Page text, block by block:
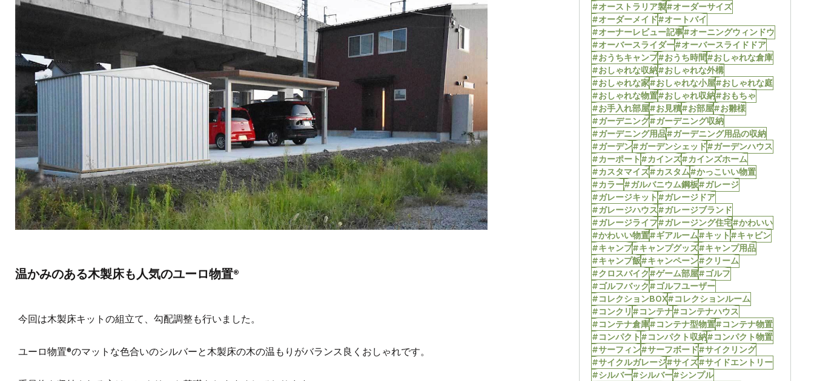
温かみのある木製床も人気のユーロ物置®︎
今回は木製床キットの組立て、勾配調整も行いました。
ユーロ物置®︎のマットな色合いのシルバーと木製床の木の温もりがバランス良くおしゃれです。
#オーストラリア製#オーダーサイズ
#オーダーメイド#オートバイ
#オーナーレビュー記事#オーニングウィンドウ
#オーバースライダー#オーバースライドドア
#おうちキャンプ#おうち時間#おしゃれな倉庫
#おしゃれな収納#おしゃれな外構
#おしゃれな家#おしゃれな小屋#おしゃれな庭
#おしゃれな物置#おしゃれ収納#おもちゃ
#お手入れ部屋#お見積#お部屋#お雛様
#ガーデニング#ガーデニング収納
#ガーデニング用品#ガーデニング用品の収納
#ガーデン#ガーデンシェッド#ガーデンハウス
#カーポート#カインズ#カインズホーム
#カスタマイズ#カスタム#かっこいい物置
#カラー#ガルバニウム鋼板#ガレージ
#ガレージキット#ガレージドア
#ガレージハウス#ガレージブランド
#ガレージライフ#ガレージング住宅#かわいい
#かわいい物置#ギアルーム#キット#キャビン
#キャンプ#キャンプグッズ#キャンプ用品
#キャンプ飯#キャンペーン#クリーム
#クロスバイク#ゲーム部屋#ゴルフ
#ゴルフバック#ゴルフユーザー
#コレクションBOX#コレクションルーム
#コンクリ#コンテナ#コンテナハウス
#コンテナ倉庫#コンテナ型物置#コンテナ物置
#コンパクト#コンパクト収納#コンパクト物置
#サーフィン#サーフボード#サイクリング
#サイクルガレージ#サイズ#サイドエントリー
#シルバー#シルバー#シンプル